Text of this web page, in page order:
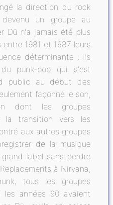
la direction du rock
un groupe au
Dü n'a jamais été plus
1981 et 1987 leurs
déterminante ; ils
punk-pop qui s'est
public au début des
façonné le son,
dont les groupes
la transition vers les
aux autres groupes
de la musique
label sans perdre
à Nirvana,
tous les groupes
les années 90 avaient